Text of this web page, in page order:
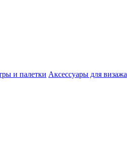
и палетки Аксессуары для визажа